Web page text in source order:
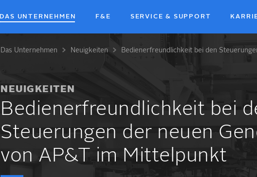
DAS UNTERNEHMEN F&E SERVICE & SUPPORT
Breadcrumb
Das Unter­nehmen Neuigkeiten Bedienerfreundlichkeit bei den
NEUIGKEITEN
Bedienerfreundlichkeit bei
Steuerungen der neuen
von AP&T im Mittelpunkt